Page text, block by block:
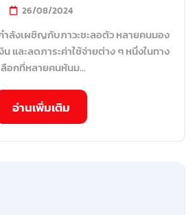
26/08/2024
ำลังเผชิญกับภาวะชะลอตัว หลายคนมอง
น และลดภาระค่าใช้จ่ายต่าง ๆ หนึ่งในทาง
ลือกที่หลายคนหันม...
อ่านเพิ่มเติม